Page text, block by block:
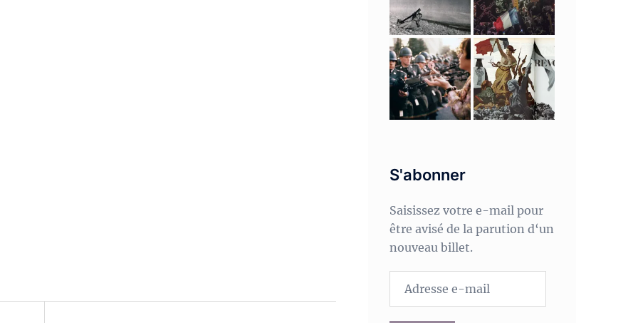
S'abonner
Saisissez votre e-mail pour
être avisé de la parution d‘un
nouveau billet.